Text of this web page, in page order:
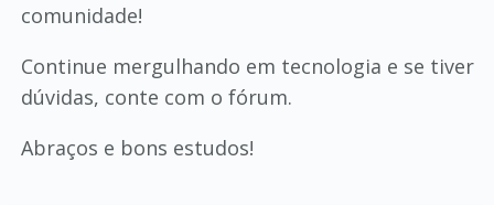
comunidade!
Continue mergulhando em tecnologia e se tiver
dúvidas, conte com o fórum.
Abraços e bons estudos!